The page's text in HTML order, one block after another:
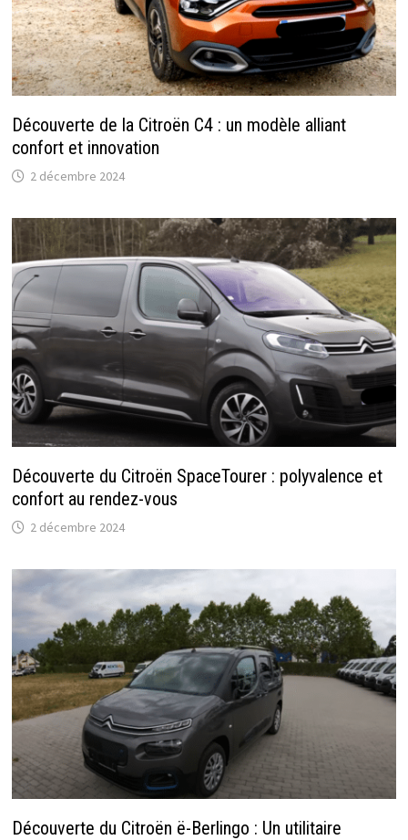
Découverte de la Citroën C4 : un modèle alliant
confort et innovation
2 décembre 2024
Découverte du Citroën SpaceTourer : polyvalence et
confort au rendez-vous
2 décembre 2024
Découverte du Citroën ë-Berlingo : Un utilitaire